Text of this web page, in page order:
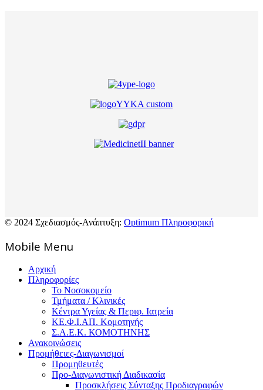
© 2024 Σχεδιασμός-Ανάπτυξη: Optimum Πληροφορική
Mοbile Menu
Αρχική
Πληροφορίες
Το Νοσοκομείο
Τμήματα / Κλινικές
Κέντρα Υγείας & Περιφ. Ιατρεία
ΚΕ.Φ.Ι.ΑΠ. Κομοτηνής
Σ.Α.Ε.Κ. ΚΟΜΟΤΗΝΗΣ
Ανακοινώσεις
Προμήθειες-Διαγωνισμοί
Προμηθευτές
Προ-Διαγωνιστική Διαδικασία
Προσκλήσεις Σύνταξης Προδιαγραφών